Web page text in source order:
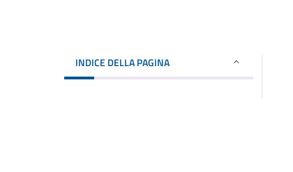
INDICE DELLA PAGINA